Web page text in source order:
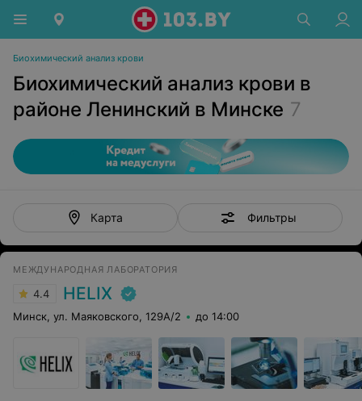
Биохимический анализ крови
Биохимический анализ крови в
районе Ленинский в Минске 7
Карта Фильтры
МЕЖДУНАРОДНАЯ ЛАБОРАТОРИЯ
4.4 HELIX
Минск, ул. Маяковского, 129А/2 до 14:00